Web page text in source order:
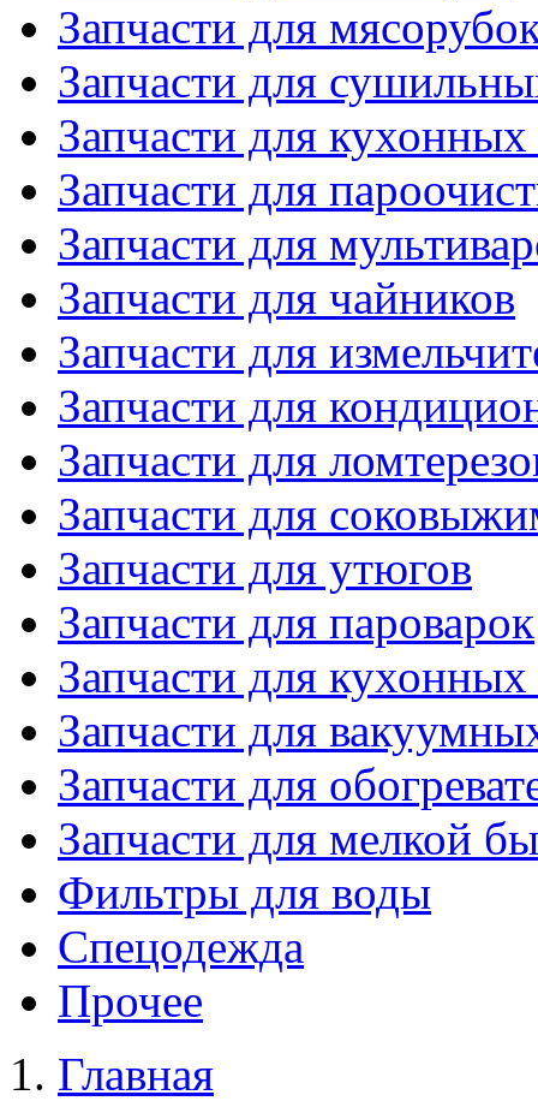
Запчасти для
Запчасти для
Запчасти для
Запчасти для
Запчасти для
Запчасти для чайников
Запчасти для
Запчасти для
Запчасти для
Запчасти для
Запчасти для утюгов
Запчасти для пароварок
Запчасти для
Запчасти для
Запчасти для
Запчасти для мелкой
Фильтры для воды
Спецодежда
Прочее
Главная